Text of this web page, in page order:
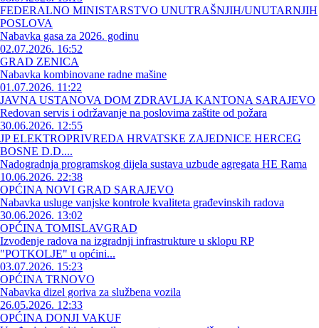
FEDERALNO MINISTARSTVO UNUTRAŠNJIH/UNUTARNJIH
POSLOVA
Nabavka gasa za 2026. godinu
02.07.2026. 16:52
GRAD ZENICA
Nabavka kombinovane radne mašine
01.07.2026. 11:22
JAVNA USTANOVA DOM ZDRAVLJA KANTONA SARAJEVO
Redovan servis i održavanje na poslovima zaštite od požara
30.06.2026. 12:55
JP ELEKTROPRIVREDA HRVATSKE ZAJEDNICE HERCEG
BOSNE D.D....
Nadogradnja programskog dijela sustava uzbude agregata HE Rama
10.06.2026. 22:38
OPĆINA NOVI GRAD SARAJEVO
Nabavka usluge vanjske kontrole kvaliteta građevinskih radova
30.06.2026. 13:02
OPĆINA TOMISLAVGRAD
Izvođenje radova na izgradnji infrastrukture u sklopu RP
"POTKOLJE" u općini...
03.07.2026. 15:23
OPĆINA TRNOVO
Nabavka dizel goriva za službena vozila
26.05.2026. 12:33
OPĆINA DONJI VAKUF